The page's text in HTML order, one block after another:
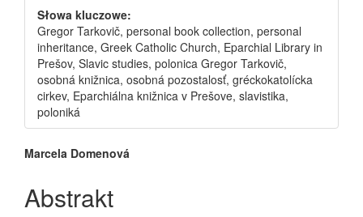
Słowa kluczowe:
Gregor Tarkovič, personal book collection, personal
inheritance, Greek Catholic Church, Eparchial Library in
Prešov, Slavic studies, polonica Gregor Tarkovič,
osobná knižnica, osobná pozostalosť, gréckokatolícka
cirkev, Eparchiálna knižnica v Prešove, slavistika,
poloniká
Main Article Content
Marcela Domenová
Abstrakt